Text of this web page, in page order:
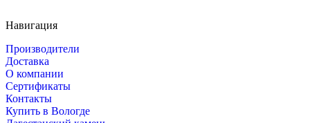
Навигация
Производители
Доставка
О компании
Сертификаты
Контакты
Купить в Вологде